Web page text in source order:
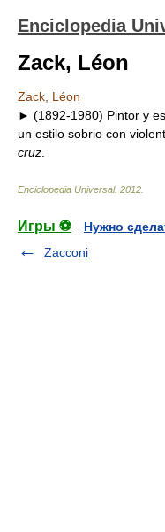
Enciclopedia
Zack, Léon
Zack, Léon
► (1892-1980) Pintor y
un estilo sobrio con
cruz
Enciclopedia Universal. 2012
Игры ⚽
Нужно
Zacconi